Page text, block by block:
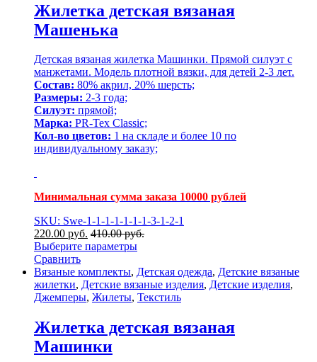
Жилетка детская вязаная
Машенька
Детская вязаная жилетка Машинки. Прямой силуэт с
манжетами. Модель плотной вязки, для детей 2-3 лет.
Состав: 80% акрил, 20% шерсть;
Размеры: 2-3 года;
Силуэт: прямой;
Марка: PR-Tex Classic;
Кол-во цветов: 1 на складе и более 10 по
индивидуальному заказу;
Минимальная сумма заказа 10000 рублей
SKU: Swe-1-1-1-1-1-1-1-3-1-2-1
220.00 руб. 410.00руб.
Выберите параметры
Сравнить
Вязаные комплекты, Детская одежда, Детские вязаные
жилетки, Детские вязаные изделия, Детские изделия,
Джемперы, Жилеты, Текстиль
Жилетка детская вязаная
Машинки